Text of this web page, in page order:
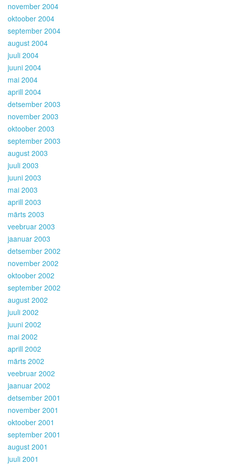
november 2004
oktoober 2004
september 2004
august 2004
juuli 2004
juuni 2004
mai 2004
aprill 2004
detsember 2003
november 2003
oktoober 2003
september 2003
august 2003
juuli 2003
juuni 2003
mai 2003
aprill 2003
märts 2003
veebruar 2003
jaanuar 2003
detsember 2002
november 2002
oktoober 2002
september 2002
august 2002
juuli 2002
juuni 2002
mai 2002
aprill 2002
märts 2002
veebruar 2002
jaanuar 2002
detsember 2001
november 2001
oktoober 2001
september 2001
august 2001
juuli 2001